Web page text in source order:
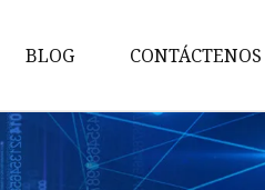
BLOG CONTÁCTENOS